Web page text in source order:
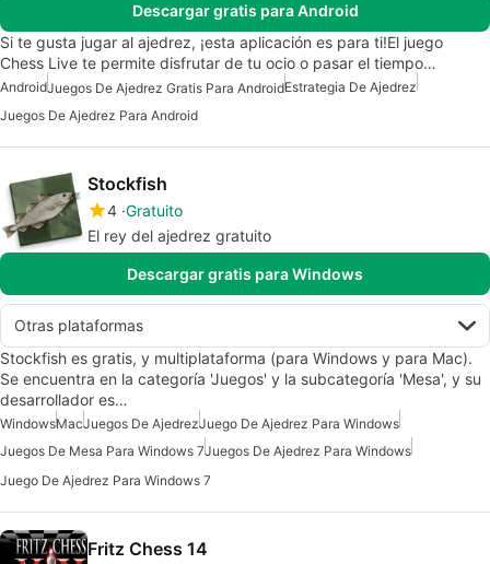
Descargar gratis para Android
Si te gusta jugar al ajedrez, ¡esta aplicación es para ti!El juego
Chess Live te permite disfrutar de tu ocio o pasar el tiempo…
AndroidJuegos De Ajedrez Gratis Para AndroidEstrategia De Ajedrez
Juegos De Ajedrez Para Android
Stockfish
4 Gratuito
El rey del ajedrez gratuito
Descargar gratis para Windows
Otras plataformas
Stockfish es gratis, y multiplataforma (para Windows y para Mac).
Se encuentra en la categoría 'Juegos' y la subcategoría 'Mesa', y su
desarrollador es…
WindowsMacJuegos De AjedrezJuego De Ajedrez Para Windows
Juegos De Mesa Para Windows 7Juegos De Ajedrez Para Windows
Juego De Ajedrez Para Windows 7
Fritz Chess 14